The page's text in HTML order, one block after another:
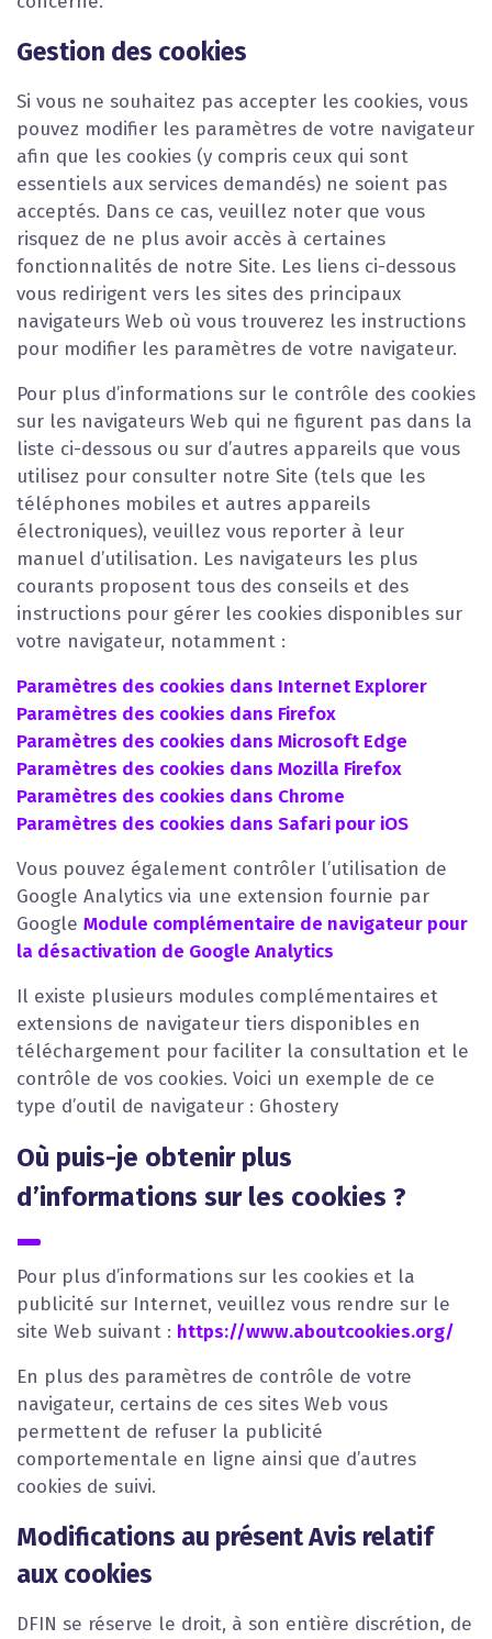
Gestion des cookies
Si vous ne souhaitez pas accepter les cookies, vous
pouvez modifier les paramètres de votre navigateur
afin que les cookies (y compris ceux qui sont
essentiels aux services demandés) ne soient pas
acceptés. Dans ce cas, veuillez noter que vous
risquez de ne plus avoir accès à certaines
fonctionnalités de notre Site. Les liens ci-dessous
vous redirigent vers les sites des principaux
navigateurs Web où vous trouverez les instructions
pour modifier les paramètres de votre navigateur.
Pour plus d’informations sur le contrôle des cookies
sur les navigateurs Web qui ne figurent pas dans la
liste ci-dessous ou sur d’autres appareils que vous
utilisez pour consulter notre Site (tels que les
téléphones mobiles et autres appareils
électroniques), veuillez vous reporter à leur
manuel d’utilisation. Les navigateurs les plus
courants proposent tous des conseils et des
instructions pour gérer les cookies disponibles sur
votre navigateur, notamment :
Paramètres des cookies dans Internet Explorer
Paramètres des cookies dans Firefox
Paramètres des cookies dans Microsoft Edge
Paramètres des cookies dans Mozilla Firefox
Paramètres des cookies dans Chrome
Paramètres des cookies dans Safari pour iOS
Vous pouvez également contrôler l’utilisation de
Google Analytics via une extension fournie par
Google Module complémentaire de navigateur pour
la désactivation de Google Analytics
Il existe plusieurs modules complémentaires et
extensions de navigateur tiers disponibles en
téléchargement pour faciliter la consultation et le
contrôle de vos cookies. Voici un exemple de ce
type d’outil de navigateur : Ghostery
Où puis-je obtenir plus
d’informations sur les cookies ?
Pour plus d’informations sur les cookies et la
publicité sur Internet, veuillez vous rendre sur le
site Web suivant : https://www.aboutcookies.org/
En plus des paramètres de contrôle de votre
navigateur, certains de ces sites Web vous
permettent de refuser la publicité
comportementale en ligne ainsi que d’autres
cookies de suivi.
Modifications au présent Avis relatif
aux cookies
DFIN se réserve le droit, à son entière discrétion, de